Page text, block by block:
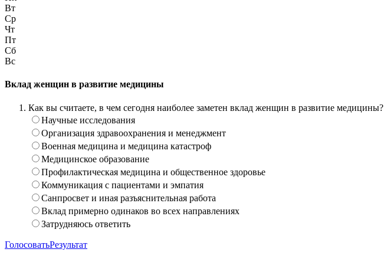
Вт
Ср
Чт
Пт
Сб
Вс
Вклад женщин в развитие медицины
Как вы считаете, в чем сегодня наиболее заметен вклад женщин в развитие медицины?
Научные исследования
Организация здравоохранения и менеджмент
Военная медицина и медицина катастроф
Медицинское образование
Профилактическая медицина и общественное здоровье
Коммуникация с пациентами и эмпатия
Санпросвет и иная разъяснительная работа
Вклад примерно одинаков во всех направлениях
Затрудняюсь ответить
ГолосоватьРезультат